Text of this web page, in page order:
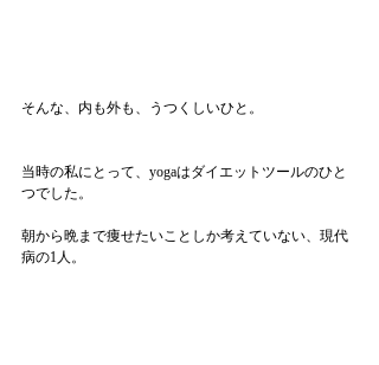
そんな、内も外も、うつくしいひと。
当時の私にとって、yogaはダイエットツールのひと
つでした。
朝から晩まで痩せたいことしか考えていない、現代
病の1人。